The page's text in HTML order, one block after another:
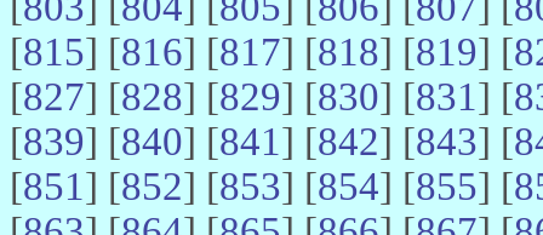
[815] [816] [817] [818] [819] [
[827] [828] [829] [830] [831] [
[839] [840] [841] [842] [843] [
[851] [852] [853] [854] [855] [